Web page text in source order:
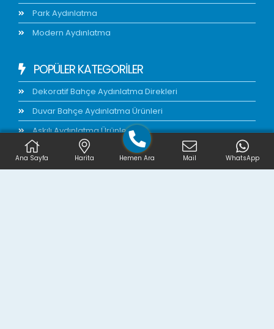
Park Aydınlatma
Modern Aydınlatma
POPÜLER KATEGORİLER
Dekoratif Bahçe Aydınlatma Direkleri
Duvar Bahçe Aydınlatma Ürünleri
Askılı Aydınlatma Ürünleri
Akrilik Glop
Ana Sayfa Harita Hemen Ara Mail WhatsApp